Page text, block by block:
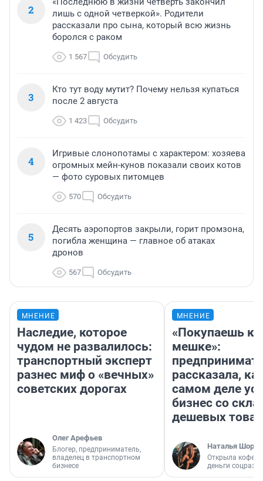
2
лишь с одной четверкой». Родители
рассказали про сына, который всю жизнь
боролся с раком
1 567 Обсудить
3
Кто тут воду мутит? Почему нельзя купаться
после 2 августа
1 423 Обсудить
4
Игривые слонопотамы с характером: хозяева
огромных мейн-кунов показали своих котов
— фото суровых питомцев
570 Обсудить
5
Десять аэропортов закрыли, горит промзона,
погибла женщина — главное об атаках
дронов
567 Обсудить
МНЕНИЕ
Наследие, которое
чудом не развалилось:
транспортный эксперт
разнес миф о «вечных»
советских дорогах
Олег Арефьев
Блогер, предприниматель,
владелец в транспортном
бизнесе
МНЕНИЕ
«Покупаешь
мешке»:
рассказала,
самом деле
бизнес со
дешевых
Наталья
Открыла
деньги